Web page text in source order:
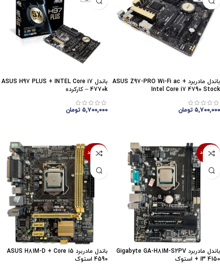
باندل مادربرد ASUS Z97-PRO Wi-Fi ac +
Intel Core i7 4790 Stock
۵,۷۰۰,۰۰۰ تومان
باندل ASUS H97 PLUS + INTEL Core i7
4770k – کارکرده
۵,۷۰۰,۰۰۰ تومان
ناموجود
باندل مادربرد Gigabyte GA-H81M-S2PV
+ i3 4150 استوک
ناموجود
باندل مادربرد ASUS H81M-D + Core i5
4590 استوک